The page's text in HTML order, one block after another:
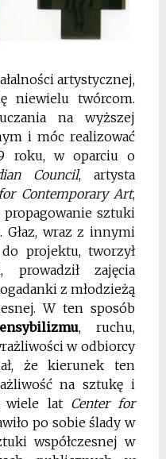
artystycznej,
niewielu twórcom.
na wyższej
i móc realizować
roku, w oparciu o
Council, artysta
Contemporary Art,
propagowanie sztuki
Głaz, wraz z innymi
projektu, tworzył
zajęcia
z młodzieżą
W ten sposób
, ruchu,
w odbiorcy
że kierunek ten
na sztukę i
wiele lat Center for
po sobie ślady w
współczesnej w